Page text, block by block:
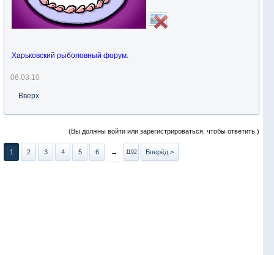
Харьковский рыболовный форум.
06.03.10
Вверх
(Вы должны войти или зарегистрироваться, чтобы ответить.)
1 2 3 4 5 6 → 1192 Вперёд >